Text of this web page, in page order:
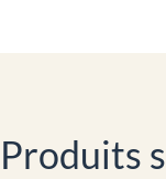
Produits